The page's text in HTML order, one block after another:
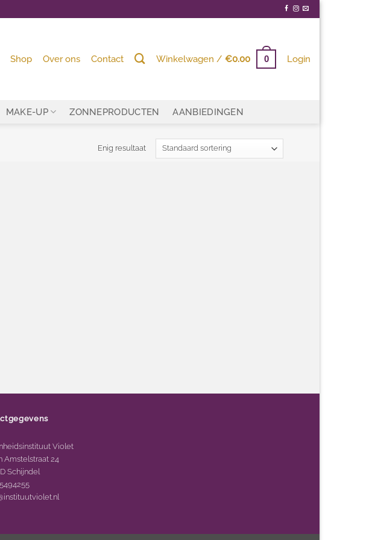
Shop Over ons Contact Winkelwagen /€0.00 0 Login
MAKE-UP ZONNEPRODUCTEN AANBIEDINGEN
Enig resultaat
Violet
Amstelstraat 24
Schijndel